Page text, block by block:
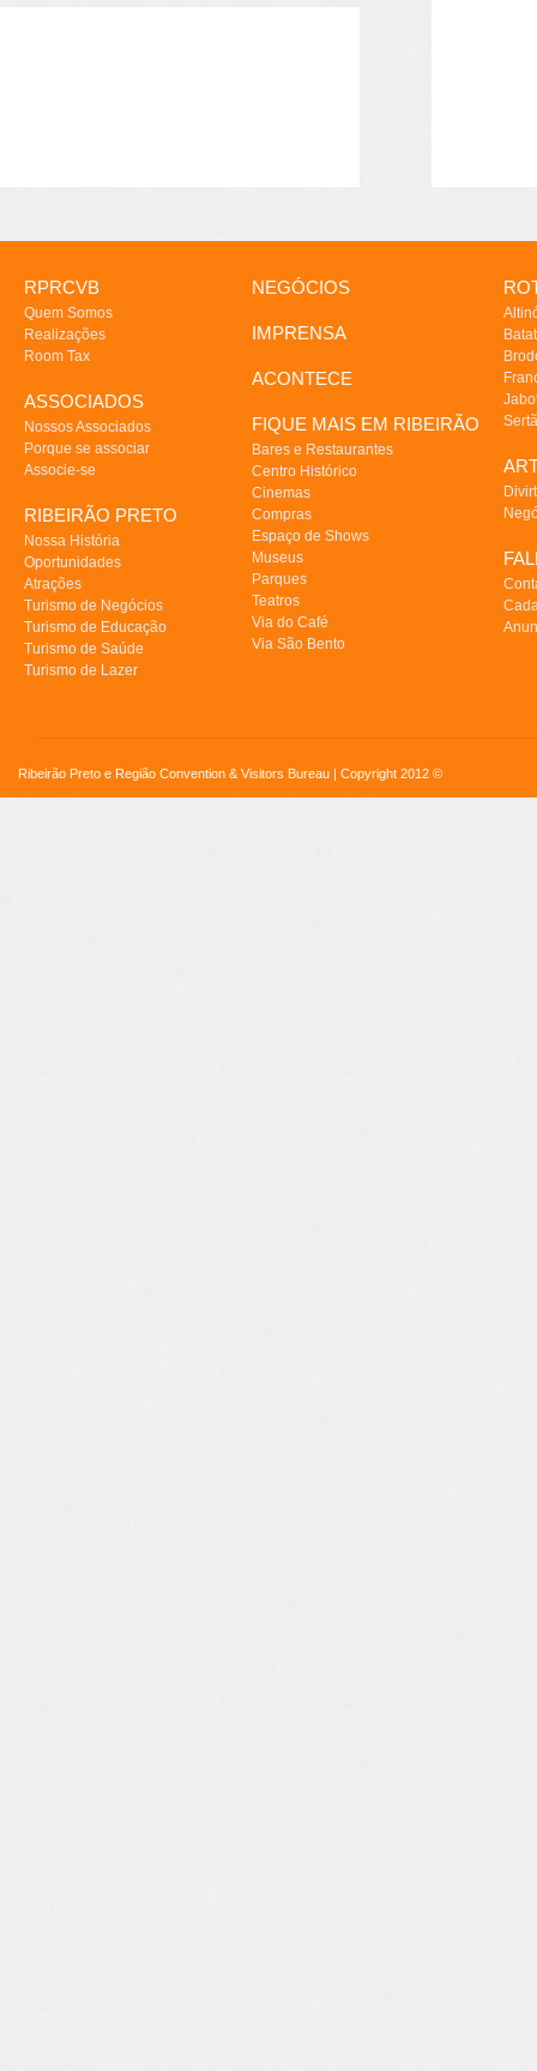
RPRCVB
Quem Somos
Realizações
Room Tax
ASSOCIADOS
Nossos Associados
Porque se associar
Associe-se
RIBEIRÃO PRETO
Nossa História
Oportunidades
Atrações
Turismo de Negócios
Turismo de Educação
Turismo de Saúde
Turismo de Lazer
NEGÓCIOS
IMPRENSA
ACONTECE
FIQUE MAIS EM RIBEIRÃO
Bares e Restaurantes
Centro Histórico
Cinemas
Compras
Espaço de Shows
Museus
Parques
Teatros
Via do Café
Via São Bento
Ribeirão Preto e Região Convention & Visitors Bureau | Copyright 2012 ©